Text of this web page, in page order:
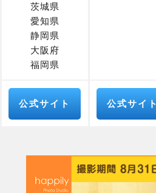
茨城県
愛知県
静岡県
大阪府
福岡県
公式サイト 公式サイト